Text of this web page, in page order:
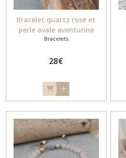
Bracelet quartz rose et
perle ovale aventurine
Bracelets
28€